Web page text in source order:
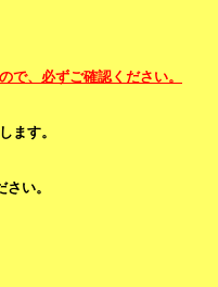
で、必ずご確認ください。
ます。
い。